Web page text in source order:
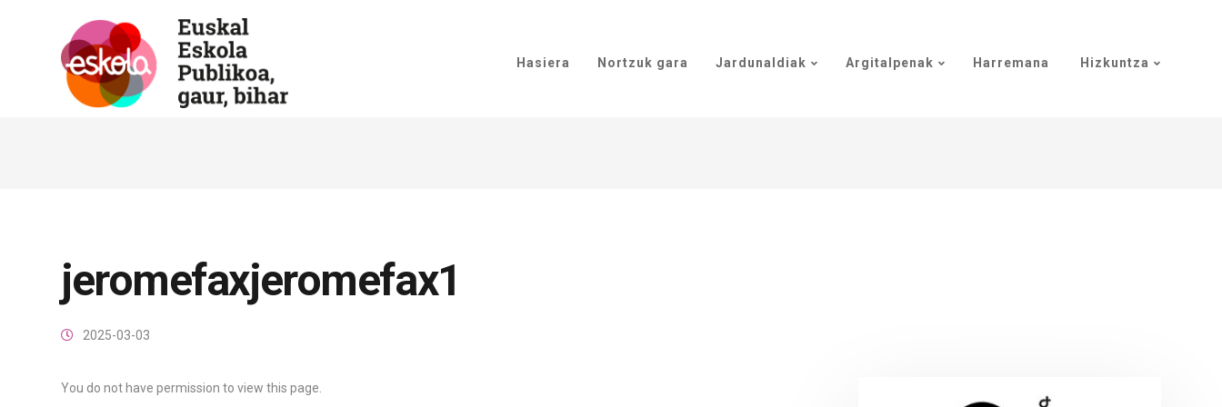
Hasiera Nortzuk gara Jardunaldiak Argitalpenak Harremana Hizkuntza
jeromefaxjeromefax1
2025-03-03
You do not have permission to view this page.